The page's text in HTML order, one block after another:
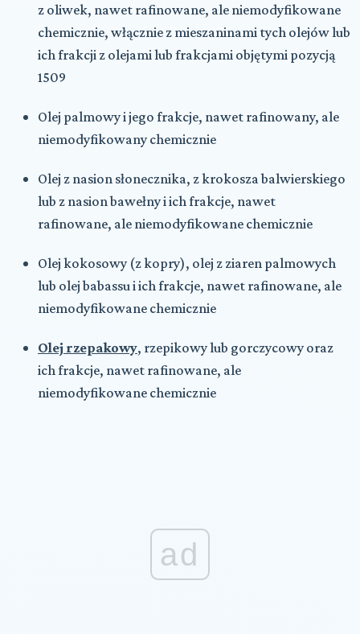
z oliwek, nawet rafinowane, ale niemodyfikowane
chemicznie, włącznie z mieszaninami tych olejów lub
ich frakcji z olejami lub frakcjami objętymi pozycją
1509
Olej palmowy i jego frakcje, nawet rafinowany, ale
niemodyfikowany chemicznie
Olej z nasion słonecznika, z krokosza balwierskiego
lub z nasion bawełny i ich frakcje, nawet
rafinowane, ale niemodyfikowane chemicznie
Olej kokosowy (z kopry), olej z ziaren palmowych
lub olej babassu i ich frakcje, nawet rafinowane, ale
niemodyfikowane chemicznie
Olej rzepakowy, rzepikowy lub gorczycowy oraz
ich frakcje, nawet rafinowane, ale
niemodyfikowane chemicznie
ad